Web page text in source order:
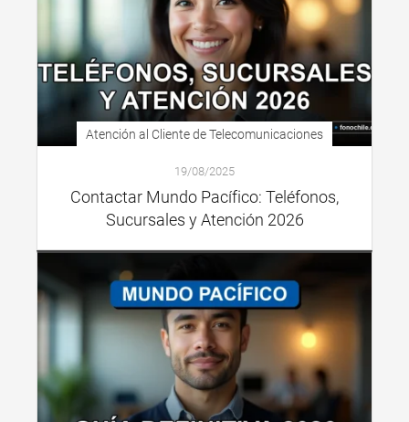
Atención al Cliente de Telecomunicaciones
19/08/2025
Contactar Mundo Pacífico: Teléfonos,
Sucursales y Atención 2026